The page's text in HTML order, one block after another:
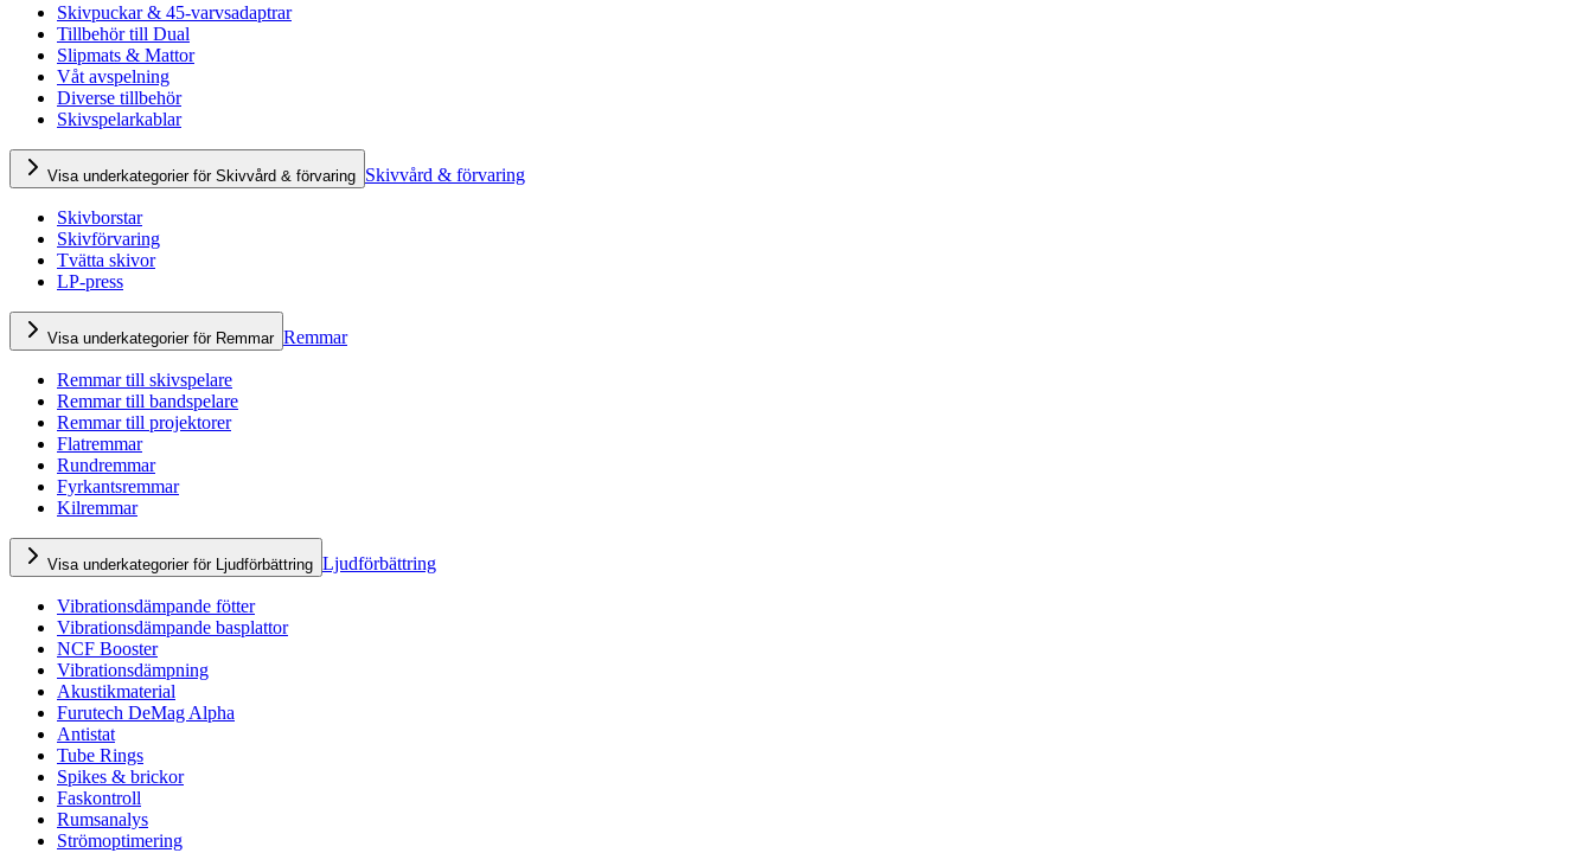
Skivpuckar & 45-varvsadaptrar
Tillbehör till Dual
Slipmats & Mattor
Våt avspelning
Diverse tillbehör
Skivspelarkablar
Visa underkategorier för Skivvård & förvaring Skivvård & förvaring
Skivborstar
Skivförvaring
Tvätta skivor
LP-press
Visa underkategorier för Remmar Remmar
Remmar till skivspelare
Remmar till bandspelare
Remmar till projektorer
Flatremmar
Rundremmar
Fyrkantsremmar
Kilremmar
Visa underkategorier för Ljudförbättring Ljudförbättring
Vibrationsdämpande fötter
Vibrationsdämpande basplattor
NCF Booster
Vibrationsdämpning
Akustikmaterial
Furutech DeMag Alpha
Antistat
Tube Rings
Spikes & brickor
Faskontroll
Rumsanalys
Strömoptimering